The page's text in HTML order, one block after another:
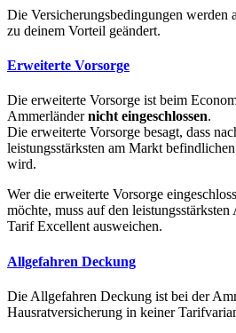
Die Versicherungsbedingungen werden
zu deinem Vorteil geändert.
Erweiterte Vorsorge
Die erweiterte Vorsorge ist beim
Ammerländernicht eingeschlossen.
Die erweiterte Vorsorge besagt, dass
leistungsstärksten am Markt
wird.
Wer die erweiterte Vorsorge
möchte, muss auf den leistungsstärksten
Tarif Excellent ausweichen.
Allgefahren Deckung
Die Allgefahren Deckung ist bei der
Hausratversicherung in keiner